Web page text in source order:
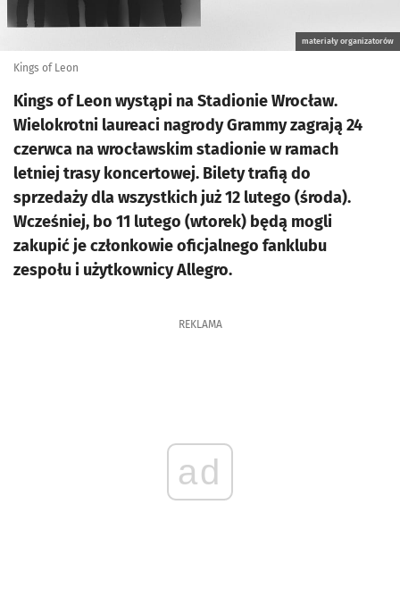
materiały organizatorów
Kings of Leon
Kings of Leon wystąpi na Stadionie Wrocław.
Wielokrotni laureaci nagrody Grammy zagrają 24
czerwca na wrocławskim stadionie w ramach
letniej trasy koncertowej. Bilety trafią do
sprzedaży dla wszystkich już 12 lutego (środa).
Wcześniej, bo 11 lutego (wtorek) będą mogli
zakupić je członkowie oficjalnego fanklubu
zespołu i użytkownicy Allegro.
REKLAMA
ad